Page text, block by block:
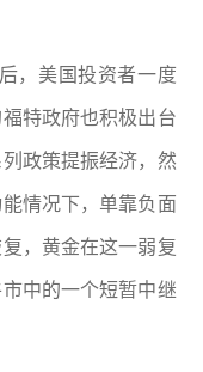
美国投资者一度
特政府也积极出台
政策提振经济，然
情况下，单靠负面
，黄金在这一弱复
中的一个短暂中继